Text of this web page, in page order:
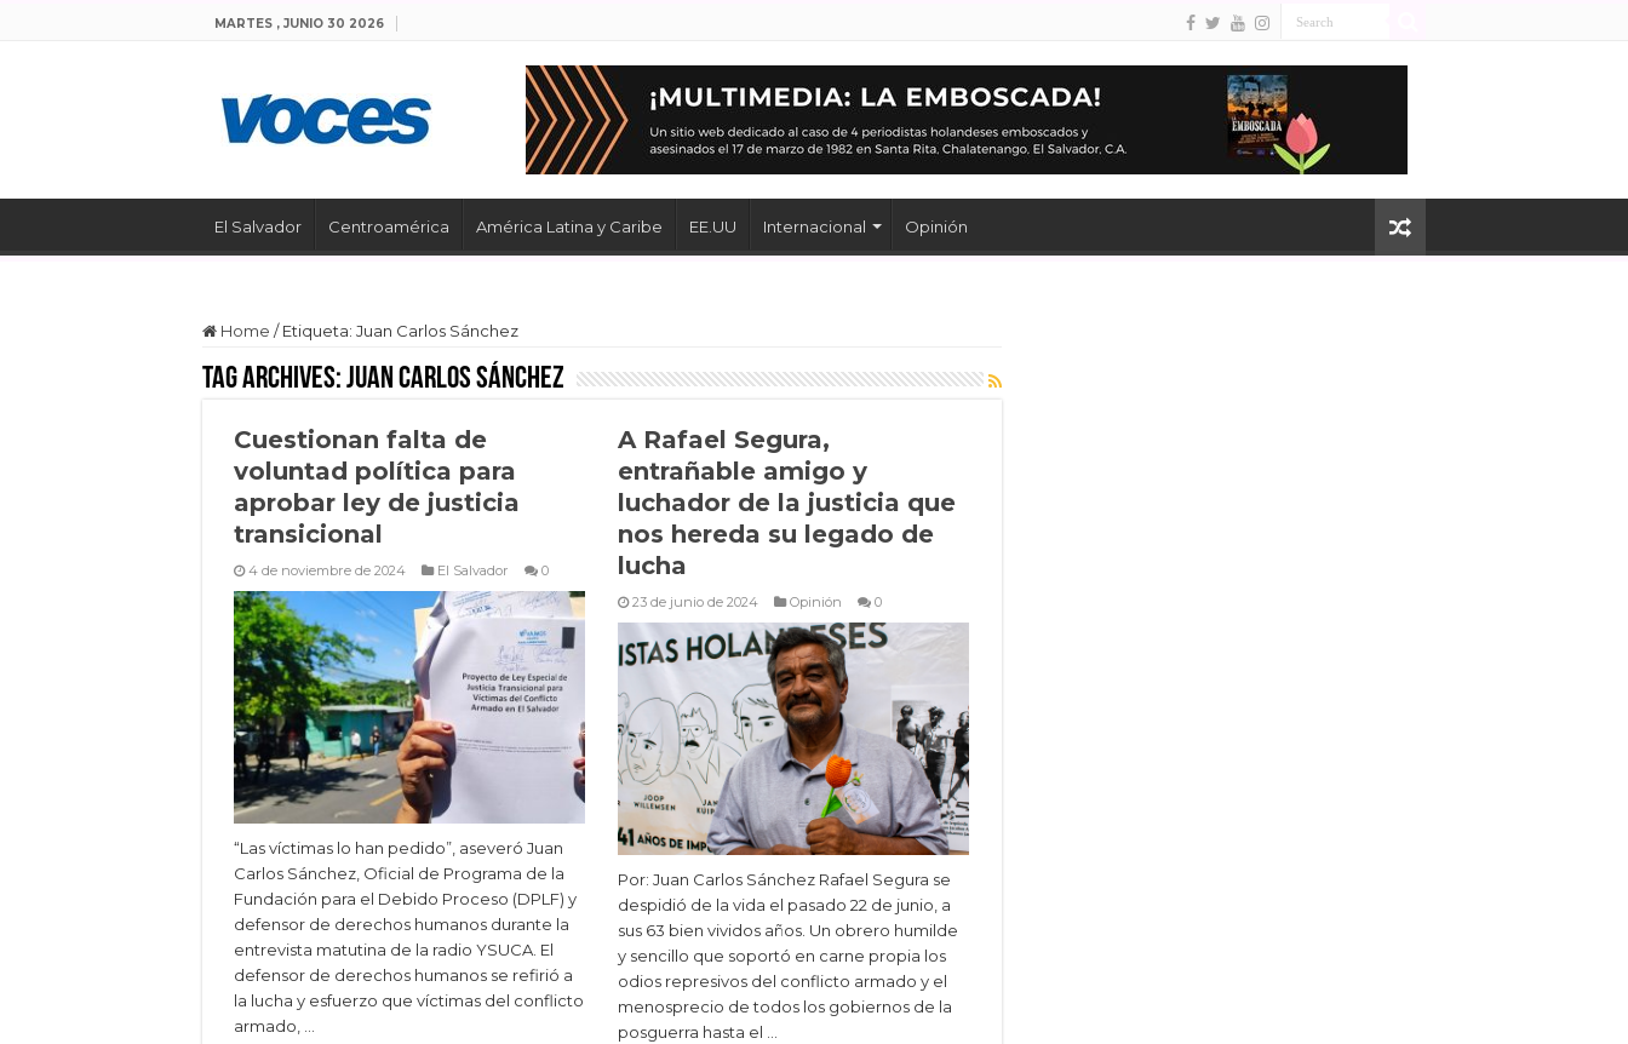
MARTES , JUNIO 30 2026
El Salvador Centroamérica América Latina y Caribe EE.UU Internacional Opinión
Home / Etiqueta: Juan Carlos Sánchez
Tag Archives:Juan Carlos Sánchez
Cuestionan falta de
voluntad política para
aprobar ley de justicia
transicional
4 de noviembre de 2024 El Salvador 0
“Las víctimas lo han pedido”, aseveró Juan
Carlos Sánchez, Oficial de Programa de la
Fundación para el Debido Proceso (DPLF) y
defensor de derechos humanos durante la
entrevista matutina de la radio YSUCA. El
defensor de derechos humanos se refirió a
la lucha y esfuerzo que víctimas del conflicto
armado, …
A Rafael Segura,
entrañable amigo y
luchador de la justicia que
nos hereda su legado de
lucha
23 de junio de 2024 Opinión 0
Por: Juan Carlos Sánchez Rafael Segura se
despidió de la vida el pasado 22 de junio, a
sus 63 bien vividos años. Un obrero humilde
y sencillo que soportó en carne propia los
odios represivos del conflicto armado y el
menosprecio de todos los gobiernos de la
posguerra hasta el …